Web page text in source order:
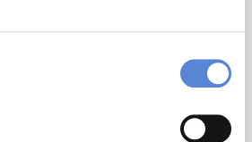
neu orientieren? Ich
Suche nach einer Stelle, die
bin ich gerne für Sie da!